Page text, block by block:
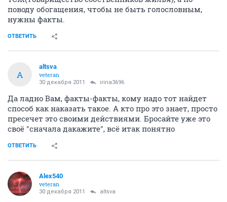
поводу обогащения, чтобы не быть голословным,
нужны факты.
ОТВЕТИТЬ
A
altsva
veteran
30 декабря 2011 irina3696
Да ладно Вам, факты-факты, кому надо тот найдет
способ как наказать такое. А кто про это знает, просто
пресечет это своими действиями. Бросайте уже это
своё "сначала дакажите", всё итак понятно
ОТВЕТИТЬ
Alex540
veteran
30 декабря 2011 altsva